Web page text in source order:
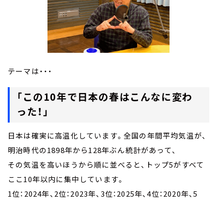
テーマは・・・
「この10年で日本の春はこんなに変わ
った！」
日本は確実に高温化しています。全国の年間平均気温が、
明治時代の1898年から128年ぶん統計があって、
その気温を高いほうから順に並べると、トップ5がすべて
ここ10年以内に集中しています。
1位：2024年、2位：2023年、3位：2025年、4位：2020年、5